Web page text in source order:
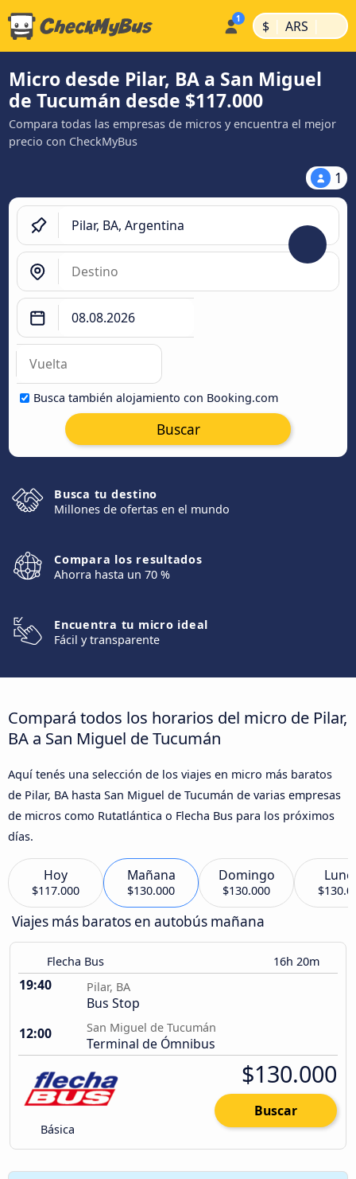
$ | ARS |
Micro desde Pilar, BA a San Miguel
de Tucumán desde $117.000
Compara todas las empresas de micros y encuentra el mejor
precio con CheckMyBus
1
Busca también alojamiento con Booking.com
Buscar
Busca tu destino
Millones de ofertas en el mundo
Compara los resultados
Ahorra hasta un 70 %
Encuentra tu micro ideal
Fácil y transparente
Compará todos los horarios del micro de Pilar,
BA a San Miguel de Tucumán
Aquí tenés una selección de los viajes en micro más baratos
de Pilar, BA hasta San Miguel de Tucumán de varias empresas
de micros como Rutatlántica o Flecha Bus para los próximos
días.
Hoy
$117.000
Mañana
$130.000
Domingo
$130.000
Viajes más baratos en autobús mañana
Flecha Bus 16h 20m
19:40 Pilar, BA
Bus Stop
12:00
San Miguel de Tucumán
Terminal de Ómnibus
Básica
$130.000
Buscar